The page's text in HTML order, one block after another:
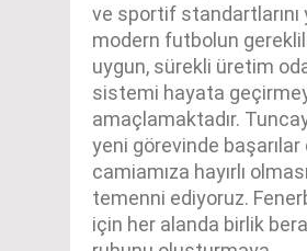
ve sportif standartlarını
modern futbolun
uygun, sürekli üretim
sistemi hayata
amaçlamaktadır. Tuncay
yeni görevinde başarılar
camiamıza hayırlı
temenni ediyoruz.
için her alanda birlik